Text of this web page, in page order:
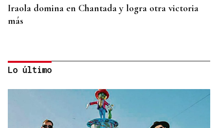
Iraola domina en Chantada y logra otra victoria
más
Lo último